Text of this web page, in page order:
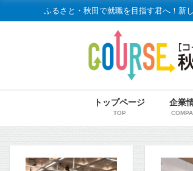
ふるさと・秋田で就職を目指す君へ！新
トップページ
TOP
企業